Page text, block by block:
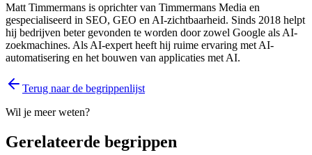
Matt Timmermans is oprichter van Timmermans Media en
gespecialiseerd in SEO, GEO en AI-zichtbaarheid. Sinds 2018 helpt
hij bedrijven beter gevonden te worden door zowel Google als AI-
zoekmachines. Als AI-expert heeft hij ruime ervaring met AI-
automatisering en het bouwen van applicaties met AI.
Terug naar de begrippenlijst
Wil je meer weten?
Gerelateerde begrippen